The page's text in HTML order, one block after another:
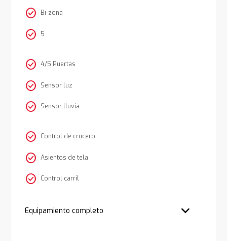
check_circle Bi-zona
check_circle 5
check_circle 4/5 Puertas
check_circle Sensor luz
check_circle Sensor lluvia
check_circle Control de crucero
check_circle Asientos de tela
check_circle Control carril
Equipamiento completo